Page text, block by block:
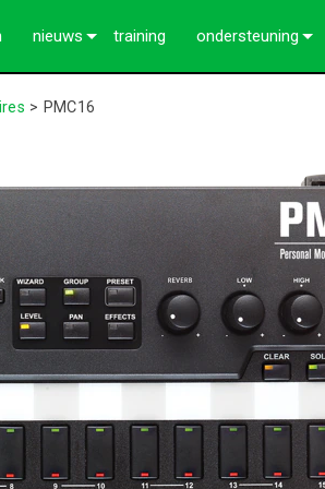
nieuws training ondersteuning
Adviseursportaal
software
downloads
Garantie
productregistratie
> PMC16